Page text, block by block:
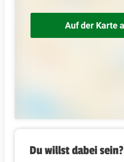
Auf der Karte
Du willst dabei sein?